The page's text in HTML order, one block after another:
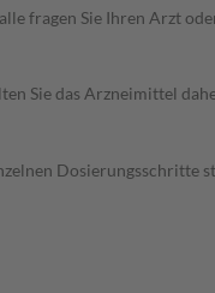
fragen Sie Ihren Arzt
Sie das Arzneimittel
Dosierungsschritte